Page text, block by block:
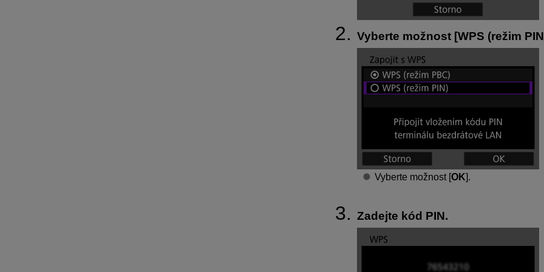
Vyberte možnost [WPS (režim
Vyberte možnost [OK].
Zadejte kód PIN.